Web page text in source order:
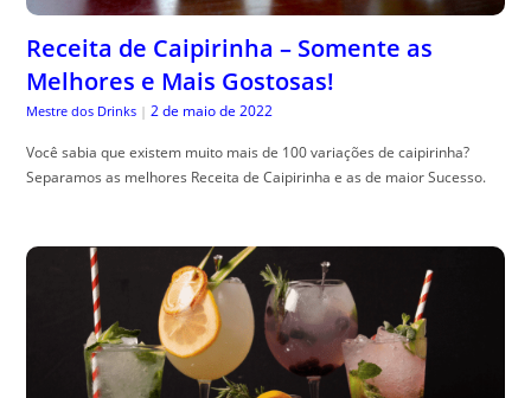
Receita de Caipirinha – Somente as
Melhores e Mais Gostosas!
Mestre dos Drinks | 2 de maio de 2022
Você sabia que existem muito mais de 100 variações de caipirinha?
Separamos as melhores Receita de Caipirinha e as de maior Sucesso.